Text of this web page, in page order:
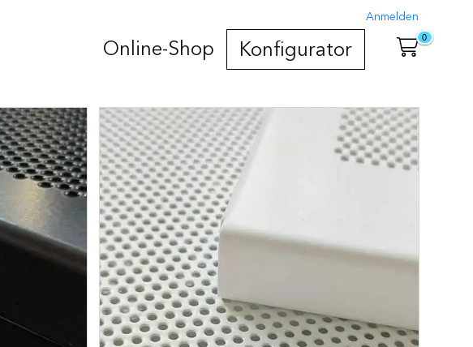
Anmelden
0
Online-Shop Konfigurator